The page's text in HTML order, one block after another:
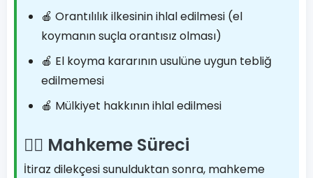
🍎 Orantılılık ilkesinin ihlal edilmesi (el
koymanın suçla orantısız olması)
🍎 El koyma kararının usulüne uygun tebliğ
edilmemesi
🍎 Mülkiyet hakkının ihlal edilmesi
👨‍⚖️ Mahkeme Süreci
İtiraz dilekçesi sunulduktan sonra, mahkeme